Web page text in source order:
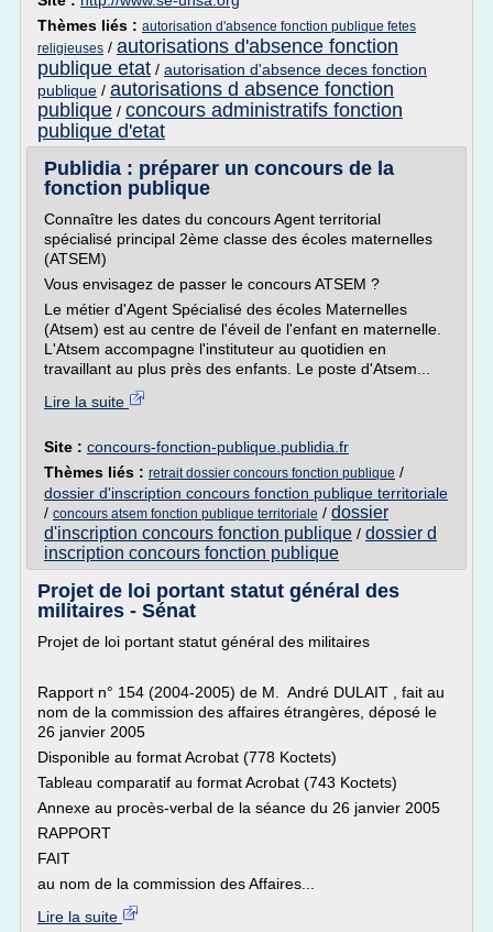
Thèmes liés : autorisation d'absence fonction publique fetes
religieuses / autorisations d'absence fonction
publique etat / autorisation d'absence deces fonction
publique / autorisations d absence fonction
publique / concours administratifs fonction
publique d'etat
Publidia : préparer un concours de la
fonction publique
Connaître les dates du concours Agent territorial
spécialisé principal 2ème classe des écoles maternelles
(ATSEM)
Vous envisagez de passer le concours ATSEM ?
Le métier d'Agent Spécialisé des écoles Maternelles
(Atsem) est au centre de l'éveil de l'enfant en maternelle.
L'Atsem accompagne l'instituteur au quotidien en
travaillant au plus près des enfants. Le poste d'Atsem...
Lire la suite
Site : concours-fonction-publique.publidia.fr
Thèmes liés : retrait dossier concours fonction publique /
dossier d'inscription concours fonction publique territoriale
/ concours atsem fonction publique territoriale / dossier
d'inscription concours fonction publique / dossier d
inscription concours fonction publique
Projet de loi portant statut général des
militaires - Sénat
Projet de loi portant statut général des militaires
Rapport n° 154 (2004-2005) de M. André DULAIT , fait au
nom de la commission des affaires étrangères, déposé le
26 janvier 2005
Disponible au format Acrobat (778 Koctets)
Tableau comparatif au format Acrobat (743 Koctets)
Annexe au procès-verbal de la séance du 26 janvier 2005
RAPPORT
FAIT
au nom de la commission des Affaires...
Lire la suite